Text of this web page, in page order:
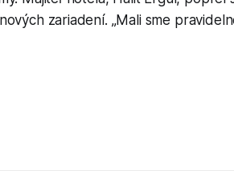
zariadení. „Mali sme